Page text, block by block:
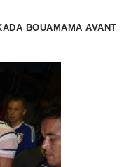
BOUAMAMA AVANT